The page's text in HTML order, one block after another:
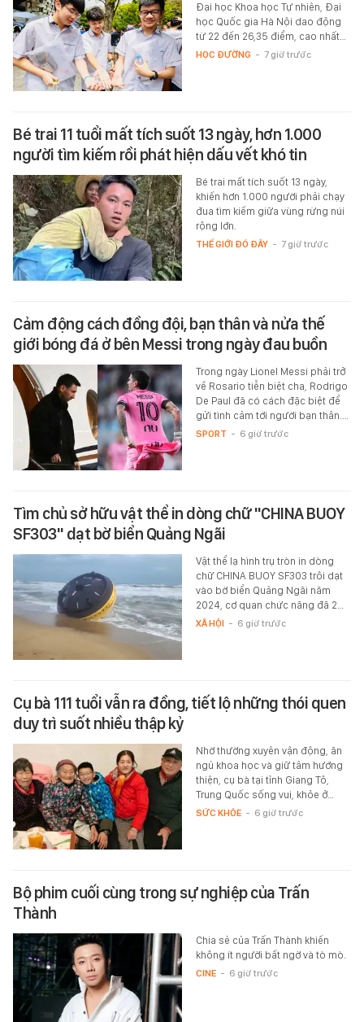
Đại học Khoa học Tự nhiên, Đại
học Quốc gia Hà Nội dao động
từ 22 đến 26,35 điểm, cao nhất…
HỌC ĐƯỜNG - 7 giờ trước
Bé trai 11 tuổi mất tích suốt 13 ngày, hơn 1.000
người tìm kiếm rồi phát hiện dấu vết khó tin
Bé trai mất tích suốt 13 ngày,
khiến hơn 1.000 người phải chạy
đua tìm kiếm giữa vùng rừng núi
rộng lớn.
THẾ GIỚI ĐÓ ĐÂY - 7 giờ trước
Cảm động cách đồng đội, bạn thân và nửa thế
giới bóng đá ở bên Messi trong ngày đau buồn
Trong ngày Lionel Messi phải trở
về Rosario tiễn biệt cha, Rodrigo
De Paul đã có cách đặc biệt để
gửi tình cảm tới người bạn thân.…
SPORT - 6 giờ trước
Tìm chủ sở hữu vật thể in dòng chữ "CHINA BUOY
SF303" dạt bờ biển Quảng Ngãi
Vật thể lạ hình trụ tròn in dòng
chữ CHINA BUOY SF303 trôi dạt
vào bờ biển Quảng Ngãi năm
2024, cơ quan chức năng đã 2…
XÃ HỘI - 6 giờ trước
Cụ bà 111 tuổi vẫn ra đồng, tiết lộ những thói quen
duy trì suốt nhiều thập kỷ
Nhờ thường xuyên vận động, ăn
ngủ khoa học và giữ tâm hướng
thiện, cụ bà tại tỉnh Giang Tô,
Trung Quốc sống vui, khỏe ở…
SỨC KHỎE - 6 giờ trước
Bộ phim cuối cùng trong sự nghiệp của Trấn
Thành
Chia sẻ của Trấn Thành khiến
không ít người bất ngờ và tò mò.
CINE - 6 giờ trước